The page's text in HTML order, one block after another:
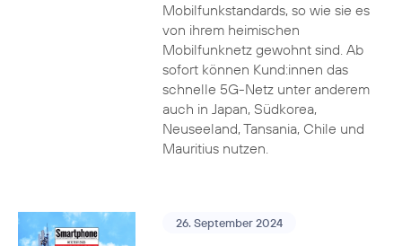
Mobilfunkstandards, so wie sie es
von ihrem heimischen
Mobilfunknetz gewohnt sind. Ab
sofort können Kund:innen das
schnelle 5G-Netz unter anderem
auch in Japan, Südkorea,
Neuseeland, Tansania, Chile und
Mauritius nutzen.
26. September 2024